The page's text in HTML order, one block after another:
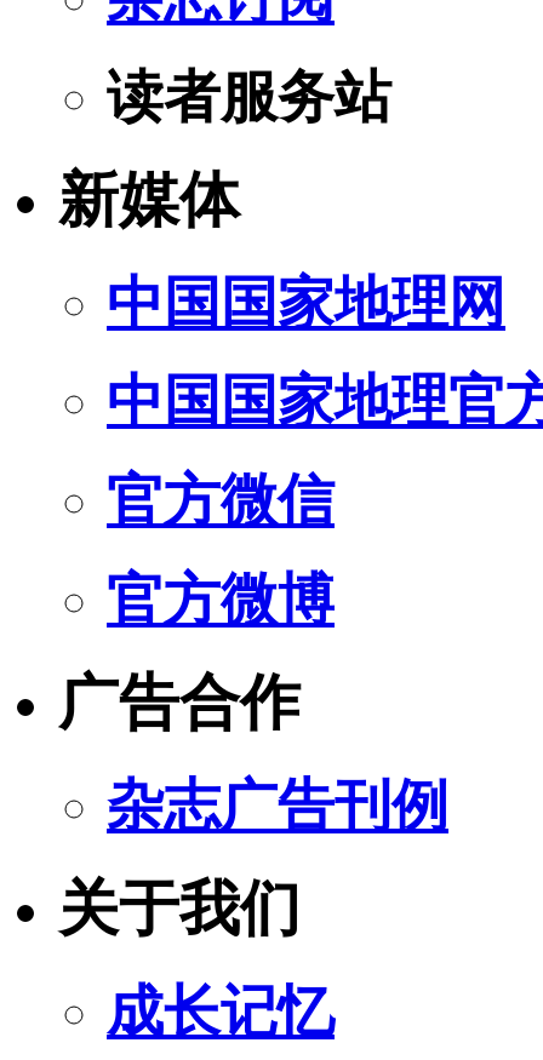
读者服务站
新媒体
中国国家地理网
中国国家地理官
官方微信
官方微博
广告合作
杂志广告刊例
关于我们
成长记忆